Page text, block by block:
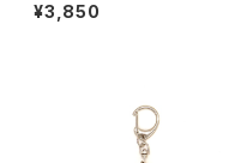
¥3,850